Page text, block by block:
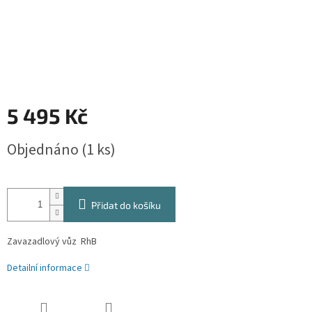
5 495 Kč
cena:
Objednáno (1 ks)
Přidat do košíku
Zavazadlový vůz RhB
Detailní informace